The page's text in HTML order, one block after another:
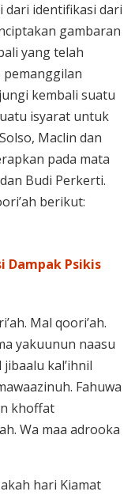
dari identifikasi dari
gambaran
yang telah
kembali suatu
isyarat untuk
Maclin dan
pada mata
Budi Perkerti.
berikut:
Dampak Psikis
Mal qoori’ah.
yakuunun naasu
kal’ihnil
Fahuwa
khoffat
Wa maa adrooka
hari Kiamat